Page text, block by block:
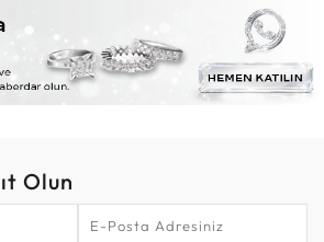
Olun